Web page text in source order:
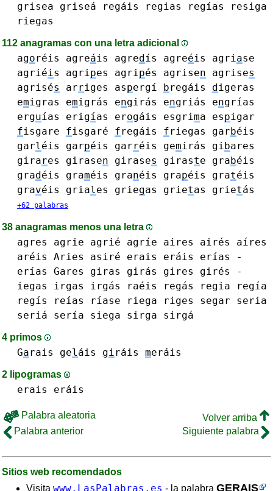
grisea griseá
regáis regias regías
resiga
riegas
112 anagramas con una letra adicional
agoréis agreáis agredís agreéis agriase
agriéis agripes agripés agrisen agrises
agrisés arriges aspergí bregáis digeras
emigras emigrás engirás engriás engrías
erguías erigías erogáis esgrima espigar
fisgare fisgaré fregáis friegas garbéis
garléis garpéis garréis gemirás gibares
girares girasen girases giraste grabéis
gradéis graméis granéis grapéis gratéis
gravéis griales griegas grietas grietás
+62 palabras
38 anagramas menos una letra
agres agrie agrié agríe
aires airés aíres
aréis
Aries asiré erais eráis
erías -
erías
Gares giras girás gires girés
-
iegas
irgas irgás raéis regás
regia regía
regís
reías ríase riega riges segar
seria
seriá sería
siega sirga sirgá
4 primos
Garais geláis giráis meráis
2 lipogramas
erais eráis
Palabra aleatoria
Volver arriba
Palabra anterior
Siguiente palabra
Sitios web recomendados
Visita www.LasPalabras.es - la palabra GERAIS